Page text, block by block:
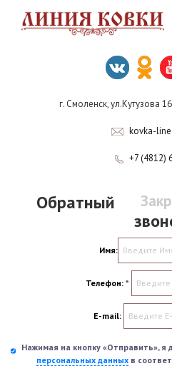
г. Смоленск, ул.Кутузова
kovka-
+7 (4812)
Обратный
Имя:
Телефон: *
E-mail:
Нажимая на кнопку «Отправить», я
персональных данныхв